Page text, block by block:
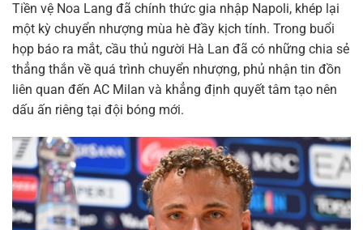
Tiền vệ Noa Lang đã chính thức gia nhập Napoli, khép lại
một kỳ chuyển nhượng mùa hè đầy kịch tính. Trong buổi
họp báo ra mắt, cầu thủ người Hà Lan đã có những chia sẻ
thẳng thắn về quá trình chuyển nhượng, phủ nhận tin đồn
liên quan đến AC Milan và khẳng định quyết tâm tạo nên
dấu ấn riêng tại đội bóng mới.